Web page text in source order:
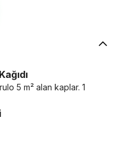
5 m² alan kaplar. 1